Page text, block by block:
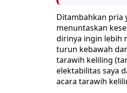
Ditambahkan pria
menuntaskan
dirinya ingin lebih
turun kebawah
tarawih keliling
elektabilitas saya
acara tarawih